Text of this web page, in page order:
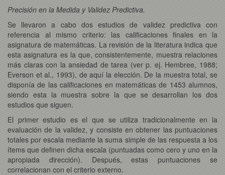
Precisión en la Medida y Validez Predictiva.
Se llevaron a cabo dos estudios de validez predictiva con
referencia al mismo criterio: las calificaciones finales en la
asignatura de matemáticas. La revisión de la literatura indica que
esta asignatura es la que, consistentemente, muestra relaciones
más claras con la ansiedad de tarea (ver p. ej. Hembree, 1988;
Everson et al., 1993), de aquí la elección. De la muestra total, se
disponía de las calificaciones en matemáticas de 1453 alumnos,
siendo esta la muestra sobre la que se desarrollan los dos
estudios que siguen.
El primer estudio es el que se utiliza tradicionalmente en la
evaluación de la validez, y consiste en obtener las puntuaciones
totales por escala mediante la suma simple de las respuesta a los
ítems que definen dicha escala (puntuadas como cero y uno en la
apropiada dirección). Después, estas puntuaciones se
correlacionan con el criterio externo.